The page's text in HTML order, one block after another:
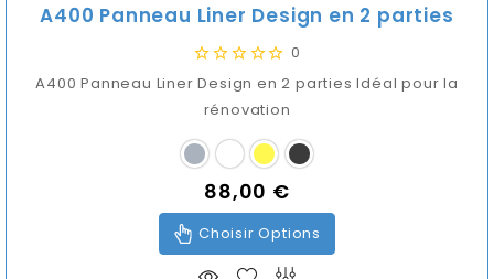
A400 Panneau Liner Design en 2 parties
0
A400 Panneau Liner Design en 2 parties Idéal pour la
rénovation
Prix
88,00 €
Choisir Options